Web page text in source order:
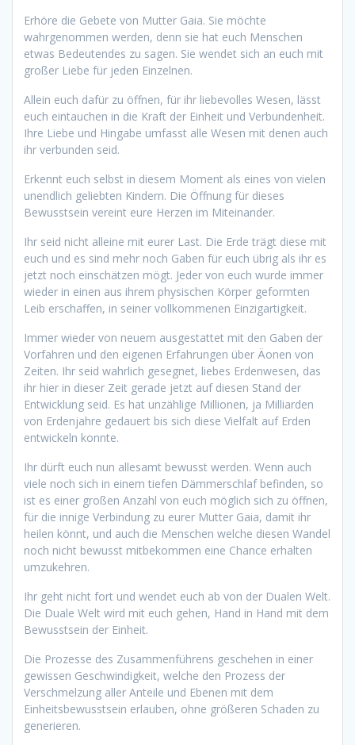
Erhöre die Gebete von Mutter Gaia. Sie möchte
wahrgenommen werden, denn sie hat euch Menschen
etwas Bedeutendes zu sagen. Sie wendet sich an euch mit
großer Liebe für jeden Einzelnen.
Allein euch dafür zu öffnen, für ihr liebevolles Wesen, lässt
euch eintauchen in die Kraft der Einheit und Verbundenheit.
Ihre Liebe und Hingabe umfasst alle Wesen mit denen auch
ihr verbunden seid.
Erkennt euch selbst in diesem Moment als eines von vielen
unendlich geliebten Kindern. Die Öffnung für dieses
Bewusstsein vereint eure Herzen im Miteinander.
Ihr seid nicht alleine mit eurer Last. Die Erde trägt diese mit
euch und es sind mehr noch Gaben für euch übrig als ihr es
jetzt noch einschätzen mögt. Jeder von euch wurde immer
wieder in einen aus ihrem physischen Körper geformten
Leib erschaffen, in seiner vollkommenen Einzigartigkeit.
Immer wieder von neuem ausgestattet mit den Gaben der
Vorfahren und den eigenen Erfahrungen über Äonen von
Zeiten. Ihr seid wahrlich gesegnet, liebes Erdenwesen, das
ihr hier in dieser Zeit gerade jetzt auf diesen Stand der
Entwicklung seid. Es hat unzählige Millionen, ja Milliarden
von Erdenjahre gedauert bis sich diese Vielfalt auf Erden
entwickeln konnte.
Ihr dürft euch nun allesamt bewusst werden. Wenn auch
viele noch sich in einem tiefen Dämmerschlaf befinden, so
ist es einer großen Anzahl von euch möglich sich zu öffnen,
für die innige Verbindung zu eurer Mutter Gaia, damit ihr
heilen könnt, und auch die Menschen welche diesen Wandel
noch nicht bewusst mitbekommen eine Chance erhalten
umzukehren.
Ihr geht nicht fort und wendet euch ab von der Dualen Welt.
Die Duale Welt wird mit euch gehen, Hand in Hand mit dem
Bewusstsein der Einheit.
Die Prozesse des Zusammenführens geschehen in einer
gewissen Geschwindigkeit, welche den Prozess der
Verschmelzung aller Anteile und Ebenen mit dem
Einheitsbewusstsein erlauben, ohne größeren Schaden zu
generieren.